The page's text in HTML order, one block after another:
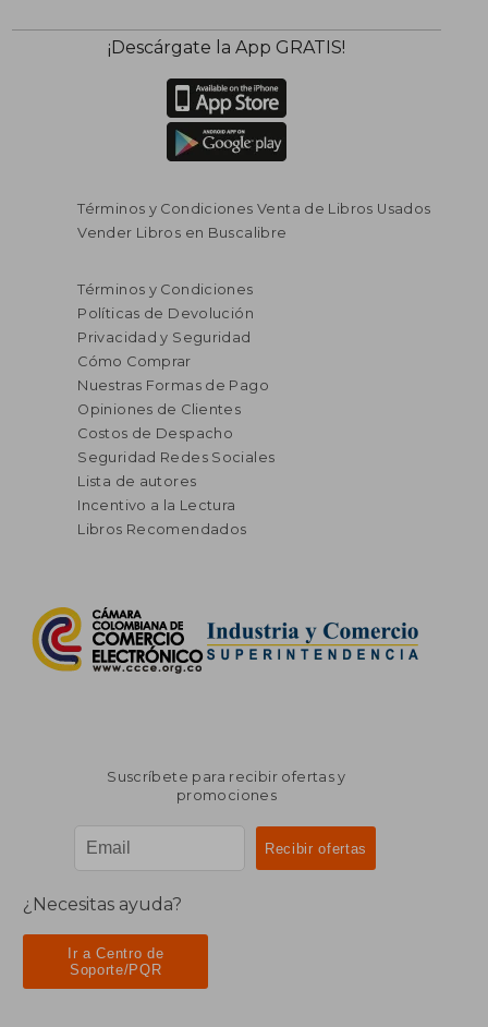
¡Descárgate la App GRATIS!
Términos y Condiciones Venta de Libros Usados
Vender Libros en Buscalibre
Términos y Condiciones
Políticas de Devolución
Privacidad y Seguridad
Cómo Comprar
Nuestras Formas de Pago
Opiniones de Clientes
Costos de Despacho
Seguridad Redes Sociales
Lista de autores
Incentivo a la Lectura
Libros Recomendados
Suscríbete para recibir ofertas y
promociones
¿Necesitas ayuda?
Ir a Centro de
Soporte/PQR